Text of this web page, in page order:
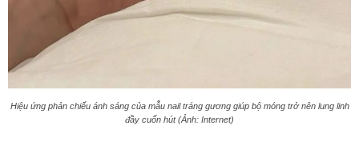
Hiệu ứng phản chiếu ánh sáng của mẫu nail tráng gương giúp bộ móng trở nên lung linh
đầy cuốn hút (Ảnh: Internet)